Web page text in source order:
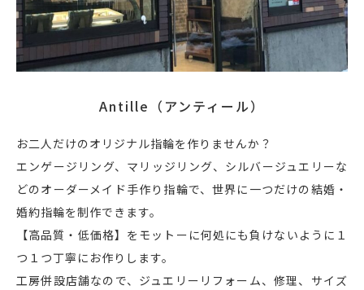
Antille（アンティール）
お二人だけのオリジナル指輪を作りませんか？
エンゲージリング、マリッジリング、シルバージュエリーな
どのオーダーメイド手作り指輪で、世界に一つだけの結婚・
婚約指輪を制作できます。
【高品質・低価格】をモットーに何処にも負けないように１
つ１つ丁寧にお作りします。
工房併設店舗なので、ジュエリーリフォーム、修理、サイズ